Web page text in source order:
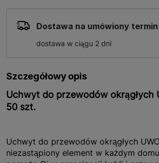
Dostawa na umówiony termin
dostawa w ciągu 2 dni
Szczegółowy opis
Uchwyt do przewodów okrągłych
50 szt.
Uchwyt do przewodów okrągłych
niezastąpiony element w każdym